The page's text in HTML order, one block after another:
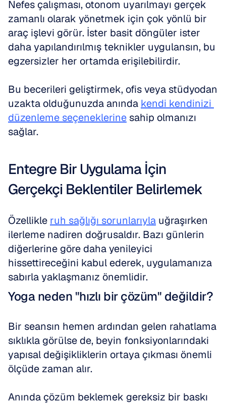
Nefes çalışması, otonom uyarılmayı gerçek
zamanlı olarak yönetmek için çok yönlü bir
araç işlevi görür. İster basit döngüler ister
daha yapılandırılmış teknikler uygulansın, bu
egzersizler her ortamda erişilebilirdir.
Bu becerileri geliştirmek, ofis veya stüdyodan
uzakta olduğunuzda anında kendi kendinizi
düzenleme seçeneklerine sahip olmanızı
sağlar.
Entegre Bir Uygulama İçin
Gerçekçi Beklentiler Belirlemek
Özellikle ruh sağlığı sorunlarıyla uğraşırken
ilerleme nadiren doğrusaldır. Bazı günlerin
diğerlerine göre daha yenileyici
hissettireceğini kabul ederek, uygulamanıza
sabırla yaklaşmanız önemlidir.
Yoga neden "hızlı bir çözüm" değildir?
Bir seansın hemen ardından gelen rahatlama
sıklıkla görülse de, beyin fonksiyonlarındaki
yapısal değişikliklerin ortaya çıkması önemli
ölçüde zaman alır.
Anında çözüm beklemek gereksiz bir baskı